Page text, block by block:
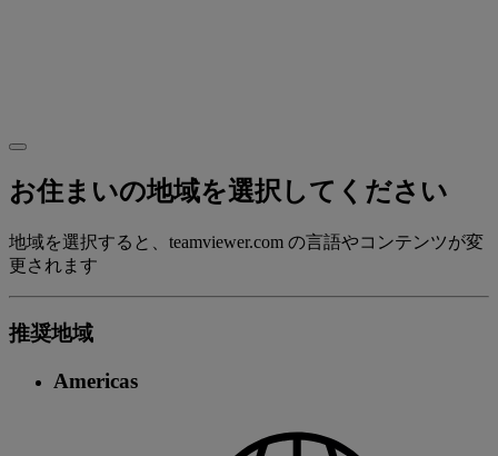
お住まいの地域を選択してください
地域を選択すると、teamviewer.com の言語やコンテンツが変
更されます
推奨地域
Americas